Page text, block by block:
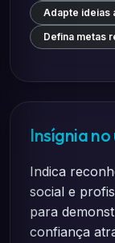
Adapte ideias
Defina metas
Insígnia
Indica
social e
para
confiança